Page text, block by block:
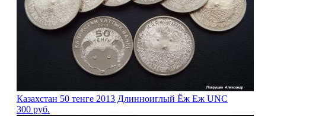
Казахстан 50 тенге 2013 Длинноиглый Ёж Еж UNC
300 руб.